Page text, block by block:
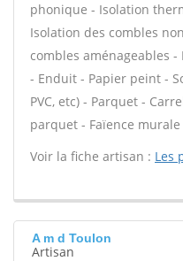
phonique - Isolation
Isolation des combles
combles aménageables
- Enduit - Papier peint -
PVC, etc) - Parquet -
parquet - Faïence murale
Voir la fiche artisan : Les
A m d Toulon
Artisan